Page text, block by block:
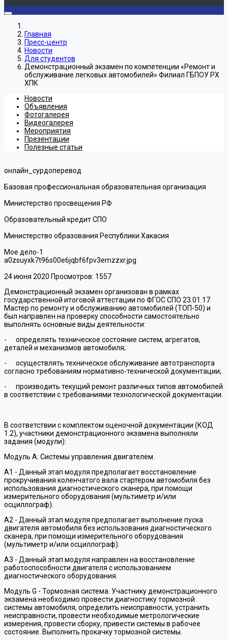
Главная
Пресс-центр
Новости
Для студентов
Демонстрационный экзамен по компетенции «Ремонт и
обслуживание легковых автомобилей» Филиал ГБПОУ РХ
ХПК
Новости
Объявления
Фотогалерея
Видеогалерея
Мероприятия
Презентации
Полезные статьи
онлайн_сурдоперевод
Базовая профессиональная образовательная организация
Министерство просвещения РФ
Образовательный кредит СПО
Министерство образования Республики Хакасия
Мое дело-1
a0zsuyxk7t96s00e6jqbf6fpv3emzzxr.jpg
24 июня 2020 Просмотров: 1557
Демонстрационный экзамен организован в рамках
государственной итоговой аттестации по ФГОС СПО 23.01.17
Мастер по ремонту и обслуживанию автомобилей (ТОП-50) и
был направлен на проверку способности самостоятельно
выполнять основные виды деятельности:
- определять техническое состояние систем, агрегатов,
деталей и механизмов автомобиля;
- осуществлять техническое обслуживание автотранспорта
согласно требованиям нормативно-технической документации;
- производить текущий ремонт различных типов автомобилей
в соответствии с требованиями технологической документации.
В соответствии с комплектом оценочной документации (КОД
1.2), участники демонстрационного экзамена выполняли
задания (модули):
Модуль А: Системы управления двигателем.
А1 - Данный этап модуля предполагает восстановление
прокручивания коленчатого вала стартером автомобиля без
использования диагностического сканера, при помощи
измерительного оборудования (мультиметр и/или
осциллограф).
А2 - Данный этап модуля предполагает выполнение пуска
двигателя автомобиля без использования диагностического
сканера, при помощи измерительного оборудования
(мультиметр и/или осциллограф).
A3 - Данный этап модуля направлен на восстановление
работоспособности двигателя с использованием
диагностического оборудования.
Модуль G - Тормозная система. Участнику демонстрационного
экзамена необходимо провести диагностику тормозной
системы автомобиля, определить неисправности, устранить
неисправности, провести необходимые метрологические
измерения, провести сборку, привести системы в рабочее
состояние. Выполнить прокачку тормозной системы.